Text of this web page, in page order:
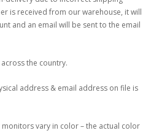
is received from our warehouse, it will
and an email will be sent to the email
the country.
address & email address on file is
vary in color – the actual color